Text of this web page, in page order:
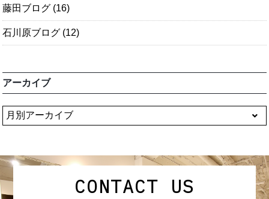
藤田ブログ (16)
石川原ブログ (12)
アーカイブ
CONTACT US